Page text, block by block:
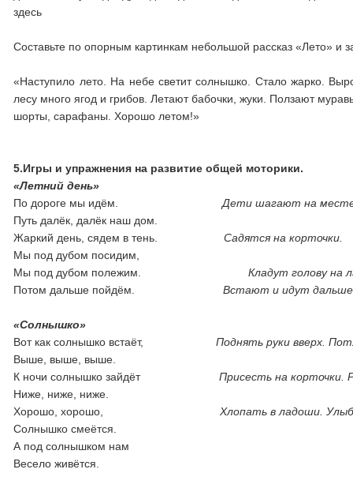
здесь
Составьте по опорным картинкам небольшой рассказ «Лето» и
«Наступило лето. На небе светит солнышко. Стало жарко.
лесу много ягод и грибов. Летают бабочки, жуки. Ползают
шорты, сарафаны. Хорошо летом!»
5.Игры и упражнения на развитие общей моторики.
«Летний день»
По дороге мы идём.Дети шагают на
Путь далёк, далёк наш дом.
Жаркий день, сядем в тень.Садятся на корточки.
Мы под дубом посидим,
Мы под дубом полежим.Кладут голову на
Потом дальше пойдём.Встают и идут
«Солнышко»
Вот как солнышко встаёт,Поднять руки вверх.
Выше, выше, выше.
К ночи солнышко зайдётПрисесть на корточки.
Ниже, ниже, ниже.
Хорошо, хорошо,
Хлопать в ладоши.
Солнышко смеётся.
А под солнышком нам
Весело живётся.